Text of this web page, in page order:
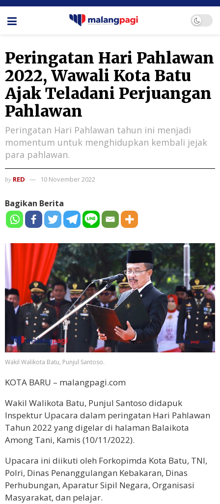
Peringatan Hari Pahlawan
2022, Wawali Kota Batu
Ajak Teladani Perjuangan
Pahlawan
Peringatan Hari Pahlawan tahun ini menjadi
momentum untuk menghidupkan kembali jejak
para pahlawan.
by RED 10 November 2022
Bagikan Berita
Wakil Walikota Batu, Punjul Santoso.
KOTA BARU – malangpagi.com
Wakil Walikota Batu, Punjul Santoso didapuk
Inspektur Upacara dalam peringatan Hari Pahlawan
Tahun 2022 yang digelar di halaman Balaikota
Among Tani, Kamis (10/11/2022).
Upacara ini diikuti oleh Forkopimda Kota Batu, TNI,
Polri, Dinas Penanggulangan Kebakaran, Dinas
Perhubungan, Aparatur Sipil Negara, Organisasi
Masyarakat, dan pelajar.